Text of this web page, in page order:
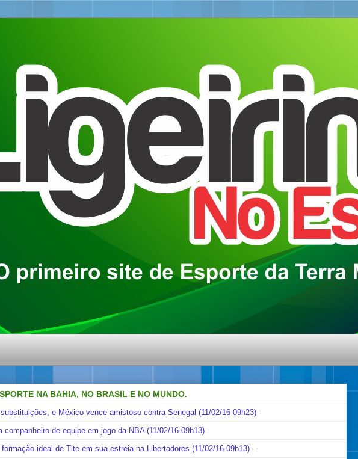
NA BAHIA, NO BRASIL E NO MUNDO.
e México vence amistoso contra Senegal (11/02/16-09h23) -
companheiro de equipe em jogo da NBA (11/02/16-09h13) -
ideal de Tite em sua estreia na Libertadores (11/02/16-09h13) -